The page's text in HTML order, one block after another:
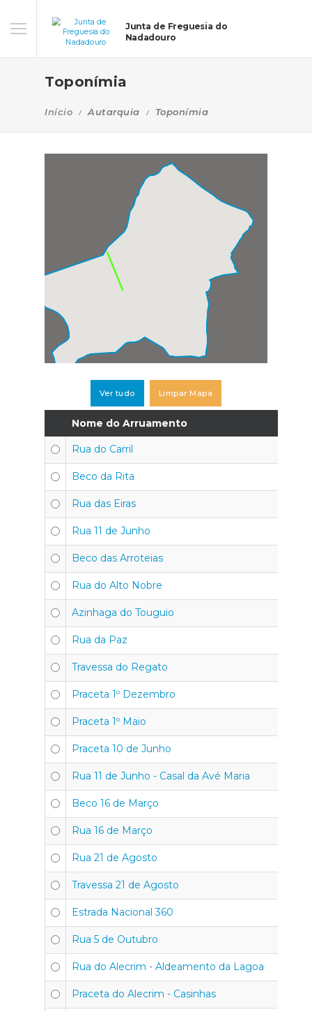
Junta de Freguesia do
Nadadouro
Toponímia
Início Autarquia Toponímia
Ver tudo Limpar Mapa
Nome do Arruamento
Rua do Carril
Beco da Rita
Rua das Eiras
Rua 11 de Junho
Beco das Arroteias
Rua do Alto Nobre
Azinhaga do Touguio
Rua da Paz
Travessa do Regato
Praceta 1º Dezembro
Praceta 1º Maio
Praceta 10 de Junho
Rua 11 de Junho - Casal da Avé Maria
Beco 16 de Março
Rua 16 de Março
Rua 21 de Agosto
Travessa 21 de Agosto
Estrada Nacional 360
Rua 5 de Outubro
Rua do Alecrim - Aldeamento da Lagoa
Praceta do Alecrim - Casinhas